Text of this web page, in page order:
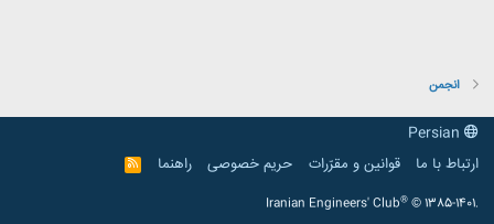
انجمن
ارتباط با ما
قوانین و مقرّرات حریم خصوصی راهنما
R
S
Iranian Engineers' Club® © 1385-1401.